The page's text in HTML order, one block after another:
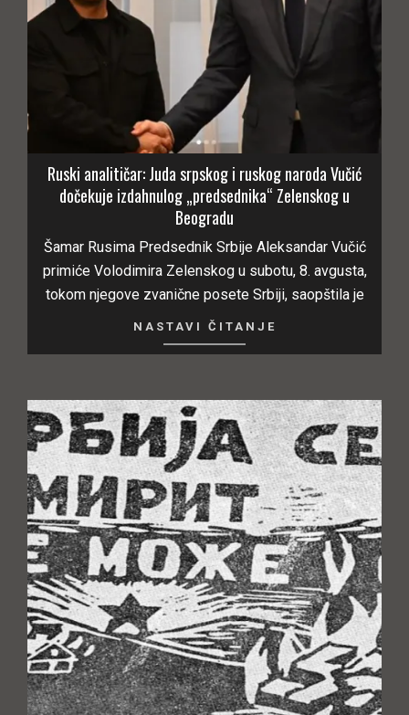
Ruski analitičar: Juda srpskog i ruskog naroda Vučić
dočekuje izdahnulog „predsednika“ Zelenskog u
Beogradu
Šamar Rusima Predsednik Srbije Aleksandar Vučić
primiće Volodimira Zelenskog u subotu, 8. avgusta,
tokom njegove zvanične posete Srbiji, saopštila je
NASTAVI ČITANJE